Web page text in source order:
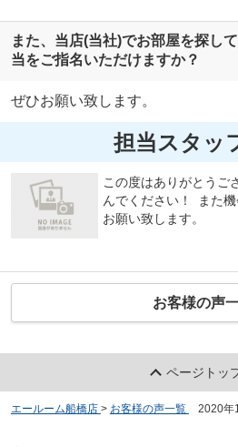
また、当店(当社)でお部屋を探し
当をご指名いただけますか？
ぜひお願い致します。
担当スタッ
この度はありがとうご
んでください！ また
お願い致します。
お客様の声
ページトッ
エールーム船橋店 > お客様の声一覧 2020年